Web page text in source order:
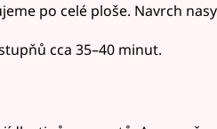
po celé ploše. Navrch
cca 35–40 minut.